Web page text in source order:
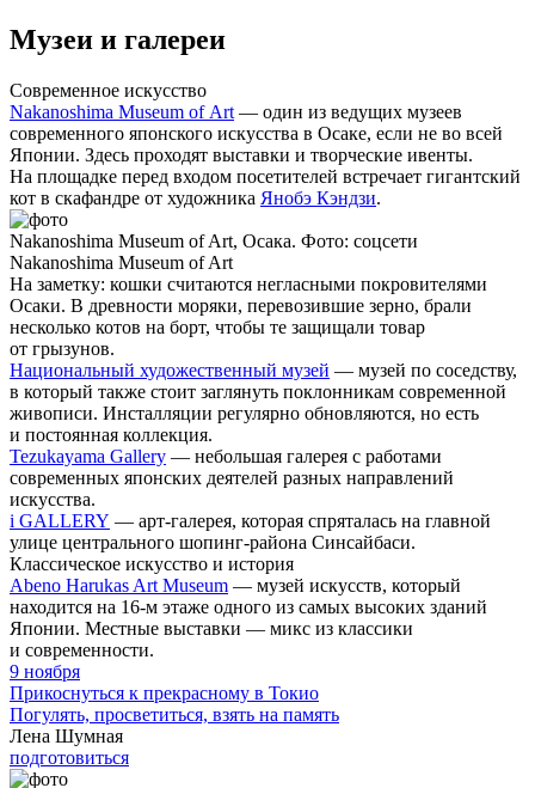
Музеи и галереи
Современное искусство
Nakanoshima Museum of Art — один из ведущих музеев
современного японского искусства в Осаке, если не во всей
Японии. Здесь проходят выставки и творческие ивенты.
На площадке перед входом посетителей встречает гигантский
кот в скафандре от художника Янобэ Кэндзи.
Nakanoshima Museum of Art, Осака. Фото: соцсети
Nakanoshima Museum of Art
На заметку: кошки считаются негласными покровителями
Осаки. В древности моряки, перевозившие зерно, брали
несколько котов на борт, чтобы те защищали товар
от грызунов.
Национальный художественный музей — музей по соседству,
в который также стоит заглянуть поклонникам современной
живописи. Инсталляции регулярно обновляются, но есть
и постоянная коллекция.
Tezukayama Gallery — небольшая галерея с работами
современных японских деятелей разных направлений
искусства.
i GALLERY — арт-галерея, которая спряталась на главной
улице центрального шопинг-района Синсайбаси.
Классическое искусство и история
Abeno Harukas Art Museum — музей искусств, который
находится на 16-м этаже одного из самых высоких зданий
Японии. Местные выставки — микс из классики
и современности.
9 ноября
Прикоснуться к прекрасному в Токио
Погулять, просветиться, взять на память
Лена Шумная
подготовиться